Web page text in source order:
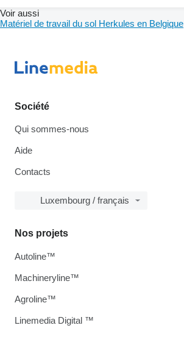
Voir aussi
Matériel de travail du sol Herkules en Belgique
Société
Qui sommes-nous
Aide
Contacts
Luxembourg / français
Nos projets
Autoline™
Machineryline™
Agroline™
Linemedia Digital ™